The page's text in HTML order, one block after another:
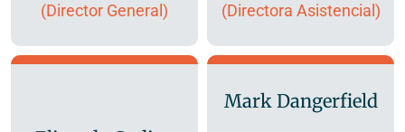
(Director General) (Directora Asistencial)
Mark Dangerfield